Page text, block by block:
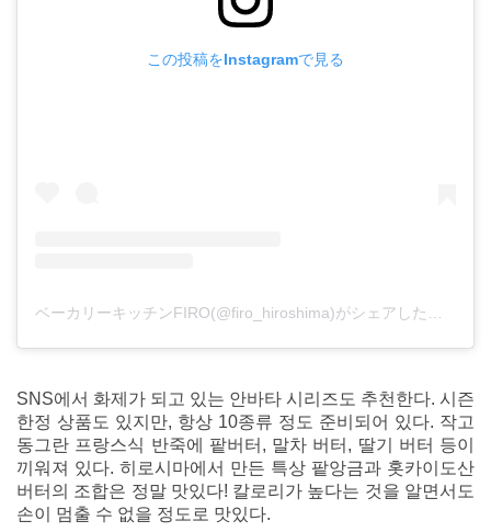
この投稿をInstagramで見る
SNS에서 화제가 되고 있는 안바타 시리즈도 추천한다. 시즌
한정 상품도 있지만, 항상 10종류 정도 준비되어 있다. 작고
동그란 프랑스식 반죽에 팥버터, 말차 버터, 딸기 버터 등이
끼워져 있다. 히로시마에서 만든 특상 팥앙금과 홋카이도산
버터의 조합은 정말 맛있다! 칼로리가 높다는 것을 알면서도
손이 멈출 수 없을 정도로 맛있다.